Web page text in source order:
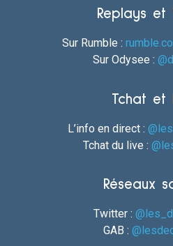
Replays et
Sur Rumble :
Sur Odysee :
Tchat et
L’info en direct :
Tchat du live :
Réseaux
Twitter :
GAB :